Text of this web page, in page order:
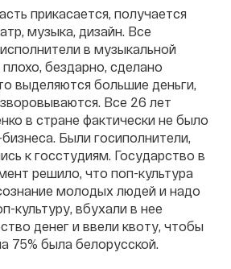
прикасается, получается
музыка, дизайн. Все
в музыкальной
бездарно, сделано
выделяются большие деньги,
Все 26 лет
в стране фактически не было
Были госиполнители,
к госстудиям. Государство в
решило, что поп-культура
молодых людей и надо
культуру, вбухали в нее
денег и ввели квоту, чтобы
75% была белорусской.